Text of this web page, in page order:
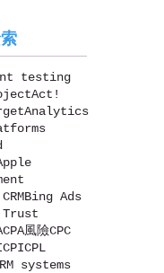
testing
Act!
Analytics
Bing Ads
CPA風險CPC
CPICPL
systems